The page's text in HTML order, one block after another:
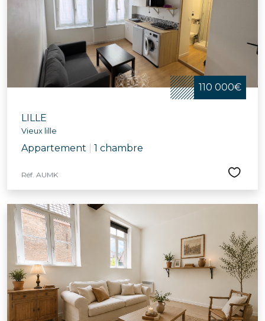
110 000€
LILLE
Vieux lille
Appartement 1 chambre
Réf. AUMK